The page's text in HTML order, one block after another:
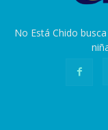
No Está Chido